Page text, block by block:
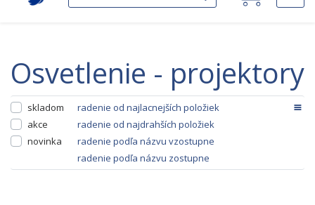
osvetlenie - projektory
skladom
akce
novinka
radenie od najlacnejších položiek
radenie od najdrahších položiek
radenie podľa názvu vzostupne
radenie podľa názvu zostupne